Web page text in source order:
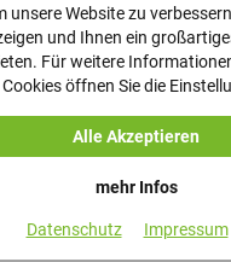
unsere Website zu
und Ihnen ein
Für weitere
öffnen Sie die
mehr Infos
Alle Akzeptieren
Datenschutz Impressum